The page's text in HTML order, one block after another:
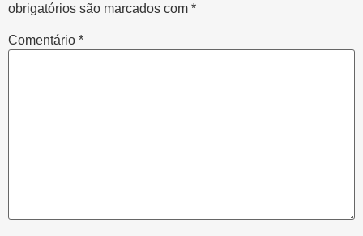
obrigatórios são marcados com *
Comentário *